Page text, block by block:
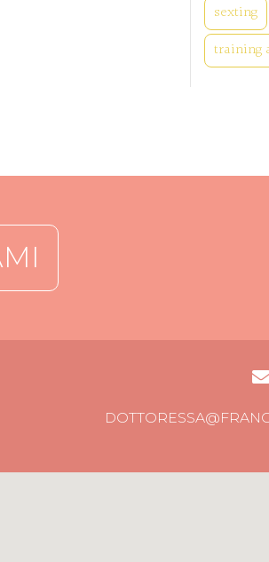
sexting
training